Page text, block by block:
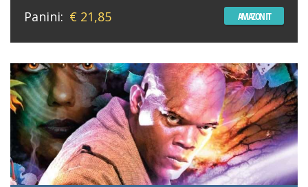
Panini: € 21,85 AMAZON IT